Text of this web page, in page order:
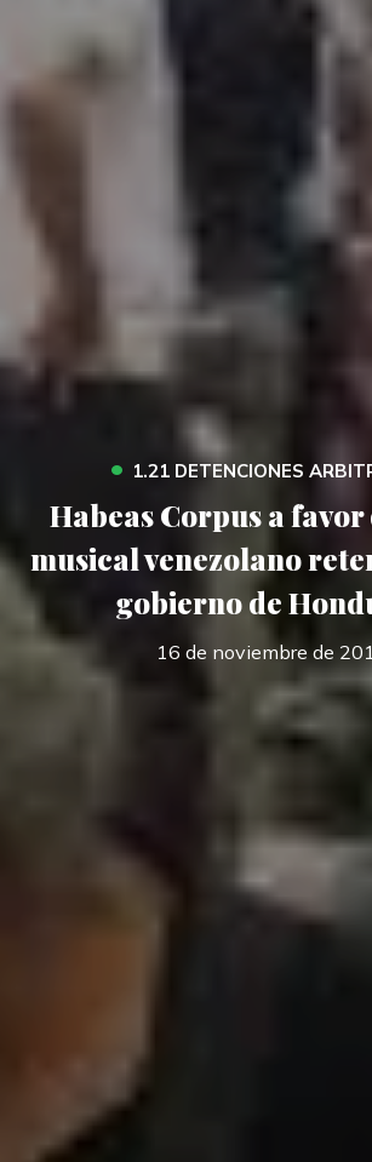
• 1.21 DETENCIONES
Habeas Corpus a
musical venezolano
gobierno de
16 de noviembre de